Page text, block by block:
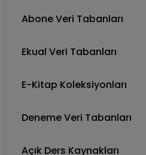
Abone Veri Tabanları
Ekual Veri Tabanları
E-Kitap Koleksiyonları
Deneme Veri Tabanları
Açık Ders Kaynakları